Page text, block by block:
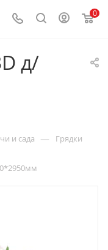
0
д/
и сада — Грядки